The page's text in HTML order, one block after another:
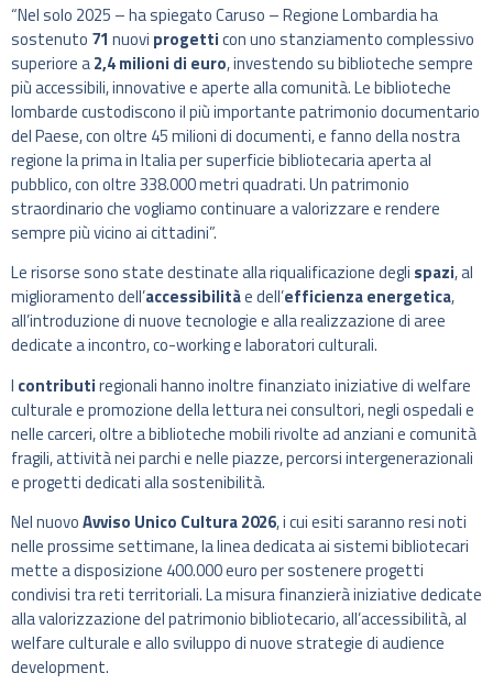
“Nel solo 2025 – ha spiegato Caruso – Regione Lombardia ha
sostenuto 71 nuovi progetticon uno stanziamento complessivo
superiore a2,4 milioni di euro, investendo su biblioteche sempre
più accessibili, innovative e aperte alla comunità. Le biblioteche
lombarde custodiscono il più importante patrimonio documentario
del Paese, con oltre 45 milioni di documenti, e fanno della nostra
regione la prima in Italia per superficie bibliotecaria aperta al
pubblico, con oltre 338.000 metri quadrati. Un patrimonio
straordinario che vogliamo continuare a valorizzare e rendere
sempre più vicino ai cittadini”.
Le risorse sono state destinate alla riqualificazione degli spazi, al
miglioramento dell’accessibilitàe dell’efficienza energetica,
all’introduzione di nuove tecnologie e alla realizzazione di aree
dedicate a incontro, co-working e laboratori culturali.
I contributiregionali hanno inoltre finanziato iniziative di welfare
culturale e promozione della lettura nei consultori, negli ospedali e
nelle carceri, oltre a biblioteche mobili rivolte ad anziani e comunità
fragili, attività nei parchi e nelle piazze, percorsi intergenerazionali
e progetti dedicati alla sostenibilità.
Nel nuovoAvviso Unico Cultura 2026, i cui esiti saranno resi noti
nelle prossime settimane, la linea dedicata ai sistemi bibliotecari
mette a disposizione 400.000 euro per sostenere progetti
condivisi tra reti territoriali. La misura finanzierà iniziative dedicate
alla valorizzazione del patrimonio bibliotecario, all’accessibilità, al
welfare culturale e allo sviluppo di nuove strategie di audience
development.